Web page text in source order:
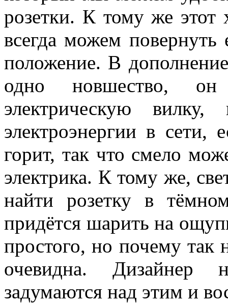
розетки. К тому же
всегда можем повернуть
положение. В
одно новшество, он
электрическую вилку,
электроэнергии в сети,
горит, так что смело
электрика. К тому же,
найти розетку в
придётся шарить на
простого, но почему так
очевидна. Дизайнер
задумаются над этим и